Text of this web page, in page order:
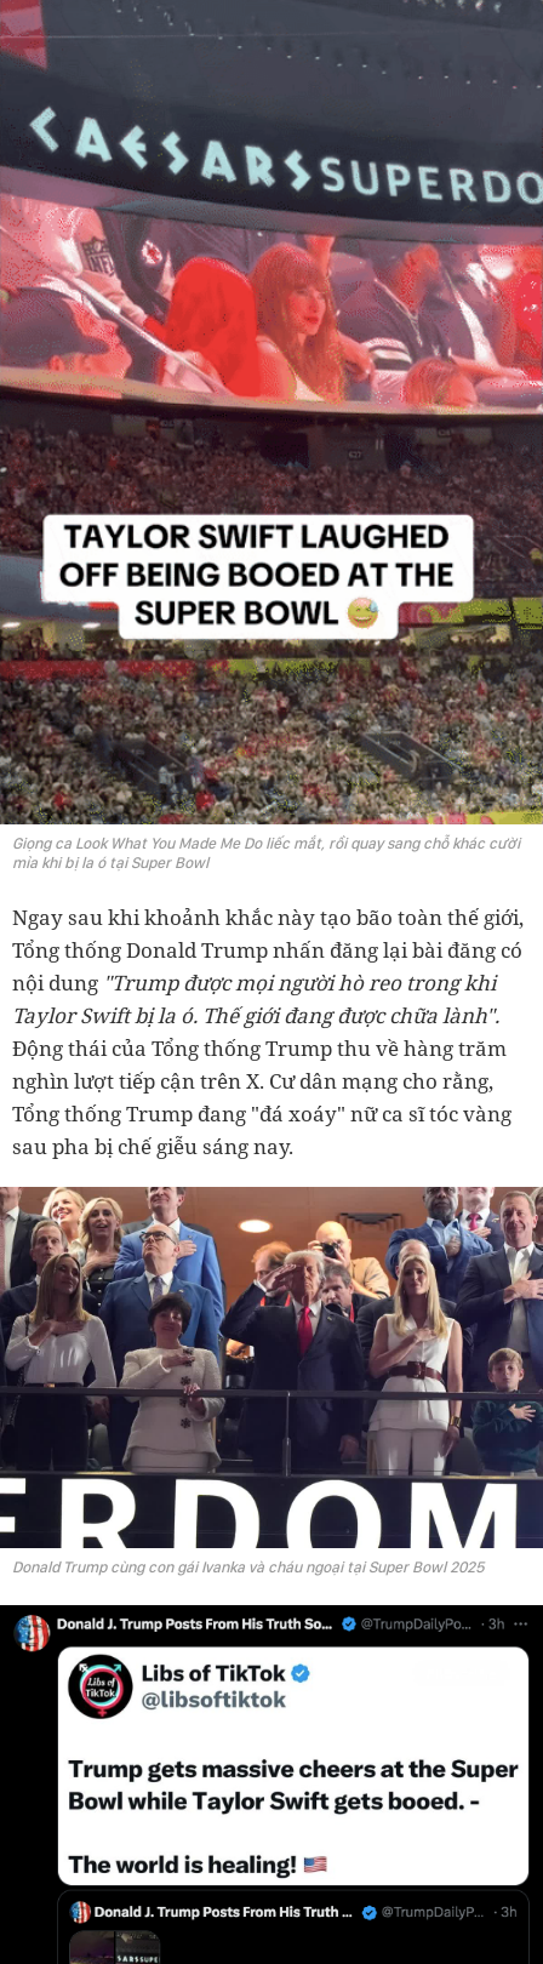
Giọng ca Look What You Made Me Do liếc mắt, rồi quay sang chỗ khác cười
mỉa khi bị la ó tại Super Bowl
Ngay sau khi khoảnh khắc này tạo bão toàn thế giới,
Tổng thống Donald Trump nhấn đăng lại bài đăng có
nội dung "Trump được mọi người hò reo trong khi
Taylor Swift bị la ó. Thế giới đang được chữa lành".
Động thái của Tổng thống Trump thu về hàng trăm
nghìn lượt tiếp cận trên X. Cư dân mạng cho rằng,
Tổng thống Trump đang "đá xoáy" nữ ca sĩ tóc vàng
sau pha bị chế giễu sáng nay.
Donald Trump cùng con gái Ivanka và cháu ngoại tại Super Bowl 2025